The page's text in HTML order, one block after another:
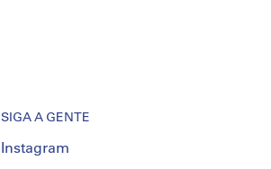
SIGA A GENTE
Instagram